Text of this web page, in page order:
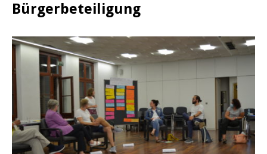
Bürgerbeteiligung